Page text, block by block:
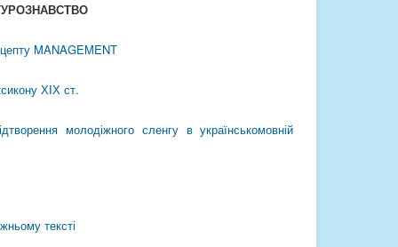
MANAGEMENT
ХІХ ст.
молодіжного сленгу в українськомовній
тексті